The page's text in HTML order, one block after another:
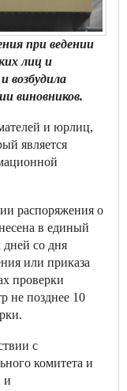
при ведении
лиц и
возбудила
виновников.
и юрлиц,
является
распоряжения о
в единый
дней со дня
или приказа
проверки
не позднее 10
с
комитета и
и